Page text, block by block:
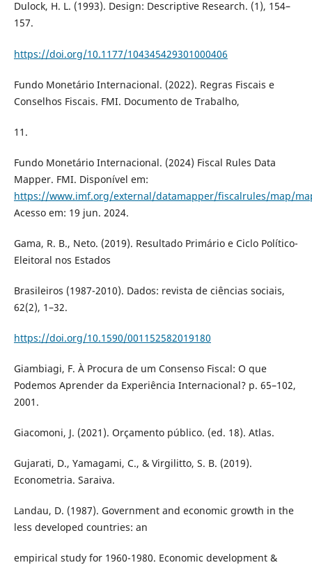
Dulock, H. L. (1993). Design: Descriptive Research. (1), 154–
157.
https://doi.org/10.1177/104345429301000406
Fundo Monetário Internacional. (2022). Regras Fiscais e
Conselhos Fiscais. FMI. Documento de Trabalho,
11.
Fundo Monetário Internacional. (2024) Fiscal Rules Data
Mapper. FMI. Disponível em:
https://www.imf.org/external/datamapper/fiscalrules/map/
Acesso em: 19 jun. 2024.
Gama, R. B., Neto. (2019). Resultado Primário e Ciclo Político-
Eleitoral nos Estados
Brasileiros (1987-2010). Dados: revista de ciências sociais,
62(2), 1–32.
https://doi.org/10.1590/001152582019180
Giambiagi, F. À Procura de um Consenso Fiscal: O que
Podemos Aprender da Experiência Internacional? p. 65–102,
2001.
Giacomoni, J. (2021). Orçamento público. (ed. 18). Atlas.
Gujarati, D., Yamagami, C., & Virgilitto, S. B. (2019).
Econometria. Saraiva.
Landau, D. (1987). Government and economic growth in the
less developed countries: an
empirical study for 1960-1980. Economic development &